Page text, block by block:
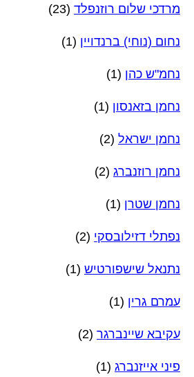
מרדכי שלום רוזנפלד (23)
נחום (נוחי) ברנדויין (1)
נחמ"ש כהן (1)
נחמן בזאנסון (1)
נחמן ישראל (2)
נחמן רוזנברג (2)
נחמן שטרן (1)
נפתלי דזילובסקי (2)
נתנאל שישפורטיש (1)
עמרם גרין (1)
עקיבא שיינברגר (2)
פיני אייזנברג (1)